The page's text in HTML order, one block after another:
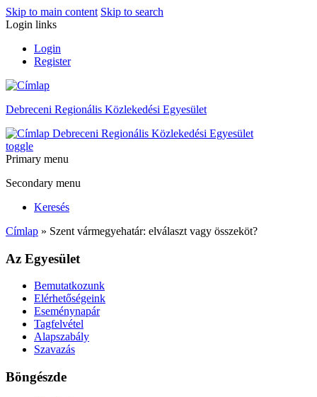
Skip to main content Skip to search
Login links
Login
Register
Debreceni Regionális Közlekedési Egyesület
Debreceni Regionális Közlekedési Egyesület
toggle
Primary menu
Secondary menu
Keresés
Címlap » Szent vármegyehatár: elválaszt vagy összeköt?
Az Egyesület
Bemutatkozunk
Elérhetőségeink
Eseménynapár
Tagfelvétel
Alapszabály
Szavazás
Böngészde